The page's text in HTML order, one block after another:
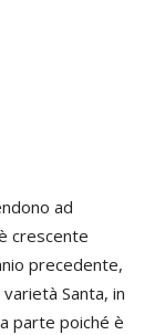
ad
crescente
precedente,
Santa, in
parte poiché è